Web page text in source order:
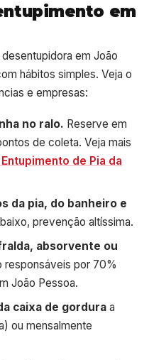
em
em João
hábitos simples. Veja o
e empresas:
no ralo. Reserve em
de coleta. Veja mais
de Pia da
da pia, do banheiro e
prevenção altíssima.
absorvente ou
responsáveis por 70%
João Pessoa.
caixa de gordura a
ou mensalmente